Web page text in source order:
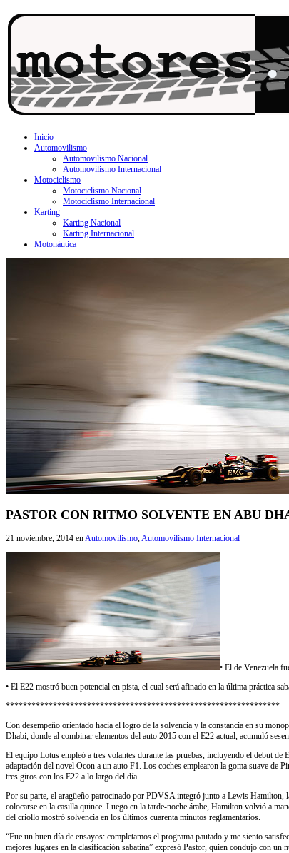
Inicio
Automovilismo
Automovilismo Nacional
Automovilismo Internacional
Motociclismo
Motociclismo Nacional
Motociclismo Internacional
Karting
Karting Nacional
Karting Internacional
Motonáutica
PASTOR CON RITMO SOLVENTE EN ABU
21 noviembre, 2014 en Automovilismo Automovilismo Internacional
• El de Venezuela
• El E22 mostró buen potencial en pista, el cual será afinado en la última práctica
****************************************************************
Con desempeño orientado hacia el logro de la solvencia y la constancia en su
Dhabi, donde al combinar elementos del auto 2015 con el E22 actual, acumuló
El equipo Lotus empleó a tres volantes durante las pruebas, incluyendo el debut
adaptación del novel Ocon a un auto F1. Los coches emplearon la goma suave de
tres giros con los E22 a lo largo del día.
Por su parte, el aragüeño patrocinado por PDVSA integró junto a Lewis Hamilton,
colocarse en la casilla quince. Luego en la tarde-noche árabe, Hamilton volvió a
del criollo mostró solvencia en los últimos cuarenta minutos reglamentarios.
“Fue un buen día de ensayos: completamos el programa pautado y me siento
mejores lugares en la clasificación sabatina” expresó Pastor, quien condujo con un